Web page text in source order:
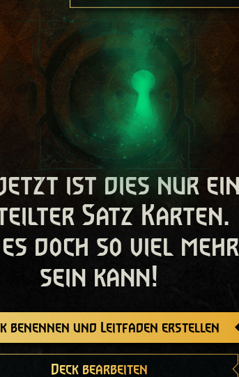
jetzt ist dies nur ein
Satz Karten.
es doch so viel mehr
sein kann!
benennen und Leitfaden erstellen
Deck bearbeiten